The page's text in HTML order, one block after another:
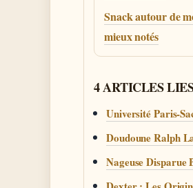
Snack autour de
mieux notés
4 ARTICLES
Université Paris-
Doudoune Ralph
Nageuse Disparue